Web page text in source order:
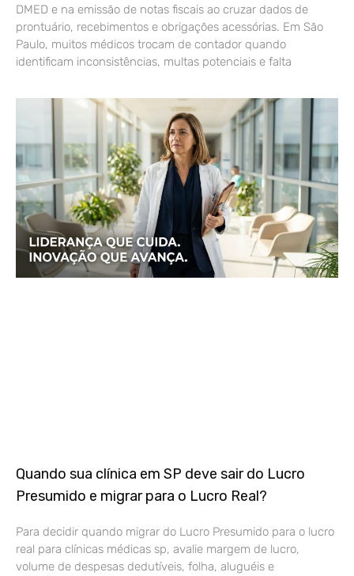
DMED e na emissão de notas fiscais ao cruzar dados de
prontuário, recebimentos e obrigações acessórias. Em São
Paulo, muitos médicos trocam de contador quando
identificam inconsistências, multas potenciais e falta
Quando sua clínica em SP deve sair do Lucro
Presumido e migrar para o Lucro Real?
Para decidir quando migrar do Lucro Presumido para o lucro
real para clínicas médicas sp, avalie margem de lucro,
volume de despesas dedutíveis, folha, aluguéis e